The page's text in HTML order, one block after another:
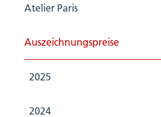
Atelier Paris
Auszeichnungspreise
2025
2024